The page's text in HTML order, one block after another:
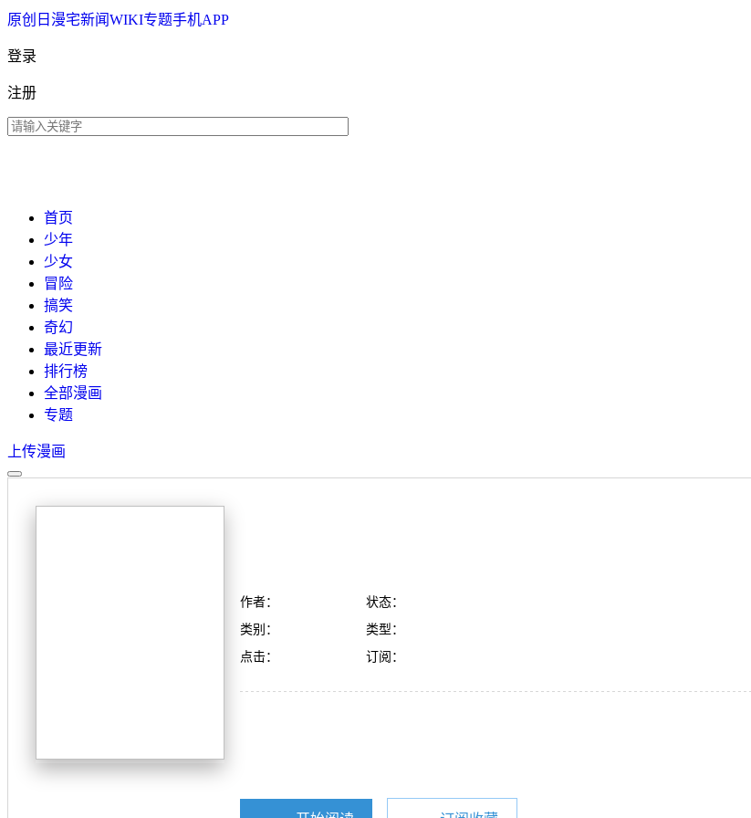
原创 日漫宅新闻WIKI专题手机APP
登录
注册
首页
少年
少女
冒险
搞笑
奇幻
最近更新
排行榜
全部漫画
专题
上传漫画
作者：
状态：
类别：
类型：
点击：
订阅：